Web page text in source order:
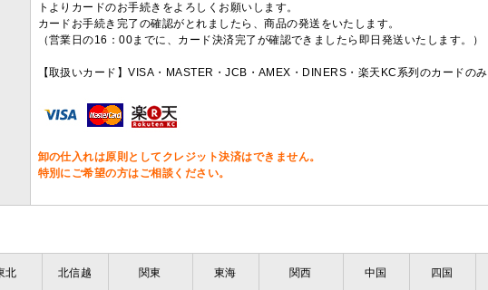
トよりカードのお手続きをよろしくお願いします。
カードお手続き完了の確認がとれましたら、商品の発送をいたします。
（営業日の16：00までに、カード決済完了が確認できましたら即日発送いたします。）
【取扱いカード】VISA・MASTER・JCB・AMEX・DINERS・楽天KC系列のカードのみ
卸の仕入れは原則としてクレジット決済はできません。
特別にご希望の方はご相談ください。
北 北信越 関東 東海 関西 中国 四国